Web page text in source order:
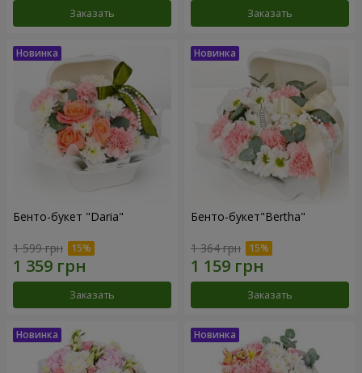
Заказать Заказать
Бенто-букет "Daria"
1 599 грн
Заказать
Бенто-букет"Bertha"
1 364 грн
Заказать